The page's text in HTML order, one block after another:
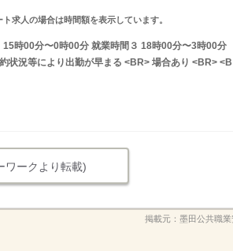
求人の場合は時間額を表示しています。
時00分〜0時00分 就業時間３ 18時00分〜3時00分
状況等により出勤が早まる <BR> 場合あり <BR> <B
ワークより転載)
掲載元： 墨田公共職